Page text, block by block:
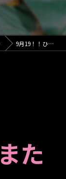
9月19！！ひめにゃん
た